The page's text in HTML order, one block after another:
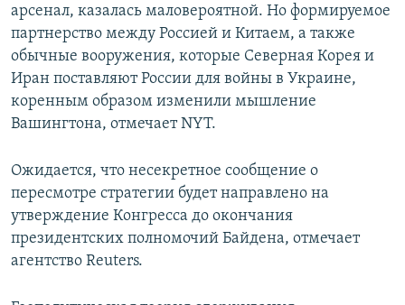
арсенал, казалась маловероятной. Но формируемое
партнерство между Россией и Китаем, а также
обычные вооружения, которые Северная Корея и
Иран поставляют России для войны в Украине,
коренным образом изменили мышление
Вашингтона, отмечает NYT.
Ожидается, что несекретное сообщение о
пересмотре стратегии будет направлено на
утверждение Конгресса до окончания
президентских полномочий Байдена, отмечает
агентство Reuters.